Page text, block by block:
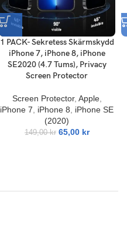
1 PACK- Sekretess Skärmskydd
iPhone 7, iPhone 8, iPhone
SE2020 (4.7 Tums), Privacy
Screen Protector
Screen Protector, Apple,
iPhone 7
iPhone 8
iPhone SE
(2020)
149,00kr 65,00 kr